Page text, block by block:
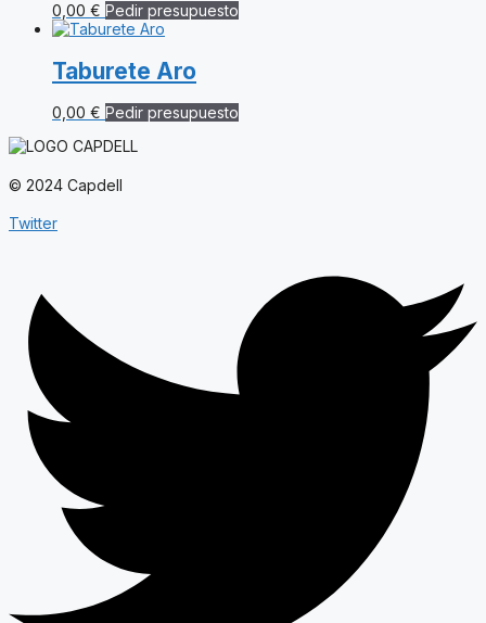
0,00 € Pedir presupuesto
Taburete Aro
0,00 € Pedir presupuesto
© 2024 Capdell
Twitter